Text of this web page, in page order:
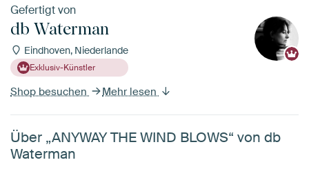
Gefertigt von
db Waterman
Eindhoven, Niederlande
Exklusiv-Künstler
Shop besuchen Mehr lesen
Über „ANYWAY THE WIND BLOWS“ von db
Waterman